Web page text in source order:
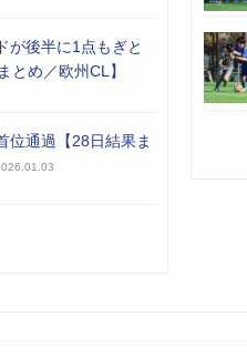
が後半に1点もぎと
とめ／欧州CL】
位通過【28日結果ま